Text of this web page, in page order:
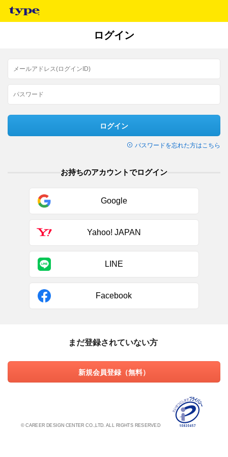
ログイン
ログイン
パスワードを忘れた方はこちら
お持ちのアカウントでログイン
Google
Yahoo! JAPAN
LINE
Facebook
まだ登録されていない方
新規会員登録（無料）
© CAREER DESIGN CENTER CO.,LTD. ALL RIGHTS RESERVED